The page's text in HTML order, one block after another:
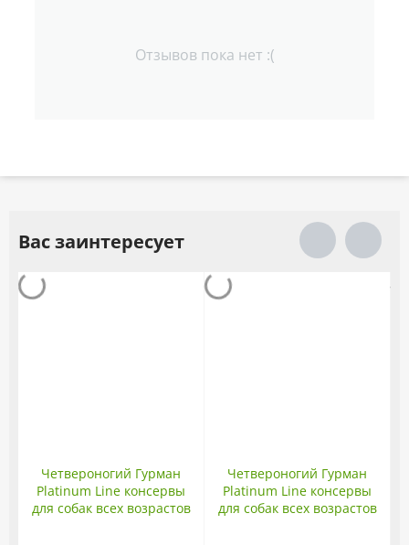
Отзывов пока нет :(
Вас заинтересует
Четвероногий Гурман
Platinum Line консервы
для собак всех возрастов
Четвероногий Гурман
Platinum Line консервы
для собак всех возрастов